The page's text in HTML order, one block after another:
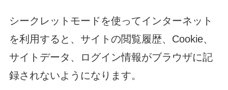
シークレットモードを使ってインターネット
を利用すると、サイトの閲覧履歴、Cookie、
サイトデータ、ログイン情報がブラウザに記
録されないようになります。